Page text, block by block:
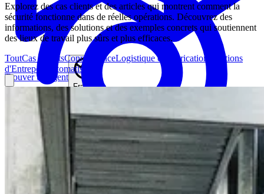
Trouver un agent
France
Explorez des cas clients et des articles qui montrent comment la
sécurité fonctionne dans de réelles opérations. Découvrez des
informations, des solutions et des exemples concrets qui soutiennent
des lieux de travail plus sûrs et plus efficaces.
ToutCas ClientsConnaissanceLogistique et Fabrication
Solutions
d'Entrepôt Automatisées